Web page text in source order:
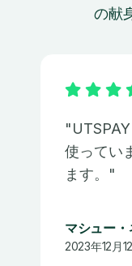
の献
使ってい
ます。"
マシュー
2023年12月